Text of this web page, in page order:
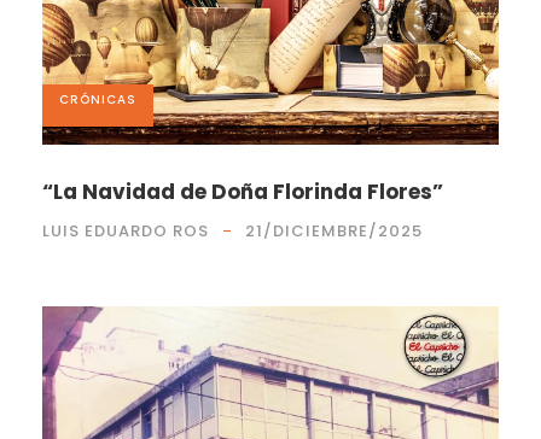
CRÓNICAS
“La Navidad de Doña Florinda Flores”
LUIS EDUARDO ROS 21/DICIEMBRE/2025